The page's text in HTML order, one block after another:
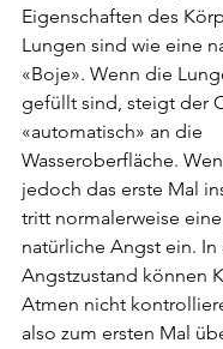
Eigenschaften des
Lungen sind wie eine
«Boje». Wenn die
gefüllt sind, steigt der
«automatisch» an die
Wasseroberfläche.
jedoch das erste Mal
tritt normalerweise
natürliche Angst ein. In
Angstzustand können
Atmen nicht
also zum ersten Mal